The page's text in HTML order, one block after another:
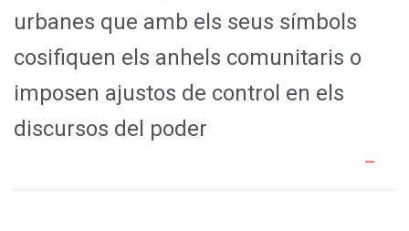
urbanes que amb els seus símbols
cosifiquen els anhels comunitaris o
imposen ajustos de control en els
discursos del poder